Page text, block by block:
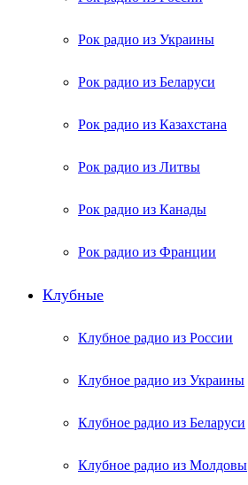
Рок радио из Украины
Рок радио из Беларуси
Рок радио из Казахстана
Рок радио из Литвы
Рок радио из Канады
Рок радио из Франции
Клубные
Клубное радио из России
Клубное радио из Украины
Клубное радио из Беларуси
Клубное радио из Молдовы